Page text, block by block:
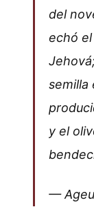
del
echó
semilla
y el
—